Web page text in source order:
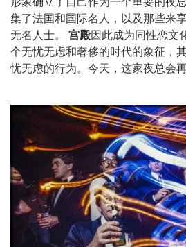
集了法国和国际名人，以及那些来
无名人士。
宫殿因此成为同性恋文
个无忧无虑和奢侈的时代的象征，
忧无虑的行为。今天，这家夜总会